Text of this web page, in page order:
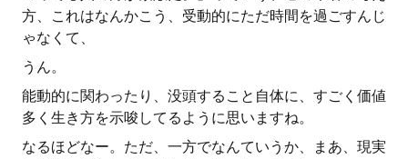
方、これはなんかこう、受動的にただ時間を過ごすんじ
ゃなくて、
うん。
能動的に関わったり、没頭すること自体に、すごく価値
多く生き方を示唆してるように思いますね。
なるほどなー。ただ、一方でなんていうか、まあ、現実